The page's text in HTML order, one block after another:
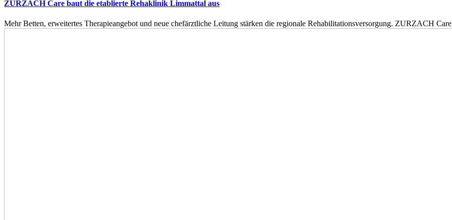
ZURZACH Care baut die etablierte Rehaklinik Limmattal aus
Mehr Betten, erweitertes Therapieangebot und neue chefärztliche Leitung stärken die regionale Rehabilitationsversorgung. ZURZACH